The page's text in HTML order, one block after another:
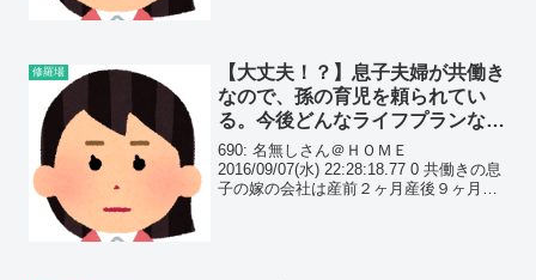
修羅場
【大丈夫！？】息子夫婦が共働き
なので、孫の育児を頼られてい
る。今後どんなライフプランなの
かが気になってしかたがない…
690: 名無しさん＠ＨＯＭＥ
2016/09/07(水) 22:28:18.77 0 共働きの息
子の嫁の会社は産前２ヶ月産後９ヶ月休